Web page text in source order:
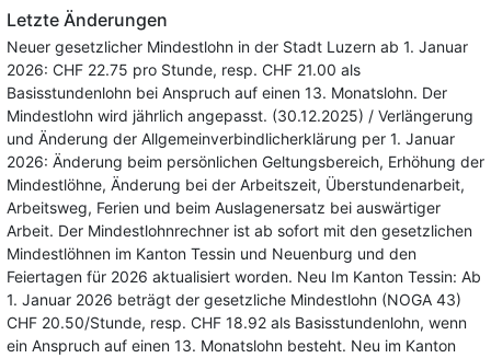
Letzte Änderungen
Neuer gesetzlicher Mindestlohn in der Stadt Luzern ab 1. Januar
2026: CHF 22.75 pro Stunde, resp. CHF 21.00 als
Basisstundenlohn bei Anspruch auf einen 13. Monatslohn. Der
Mindestlohn wird jährlich angepasst. (30.12.2025) / Verlängerung
und Änderung der Allgemeinverbindlicherklärung per 1. Januar
2026: Änderung beim persönlichen Geltungsbereich, Erhöhung der
Mindestlöhne, Änderung bei der Arbeitszeit, Überstundenarbeit,
Arbeitsweg, Ferien und beim Auslagenersatz bei auswärtiger
Arbeit. Der Mindestlohnrechner ist ab sofort mit den gesetzlichen
Mindestlöhnen im Kanton Tessin und Neuenburg und den
Feiertagen für 2026 aktualisiert worden. Neu Im Kanton Tessin: Ab
1. Januar 2026 beträgt der gesetzliche Mindestlohn (NOGA 43)
CHF 20.50/Stunde, resp. CHF 18.92 als Basisstundenlohn, wenn
ein Anspruch auf einen 13. Monatslohn besteht. Neu im Kanton